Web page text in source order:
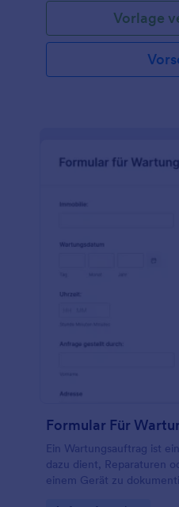
Vorlage
Formular Für
Ein Wartungsauftrag ist
dazu dient, Reparaturen
einem Gerät zu